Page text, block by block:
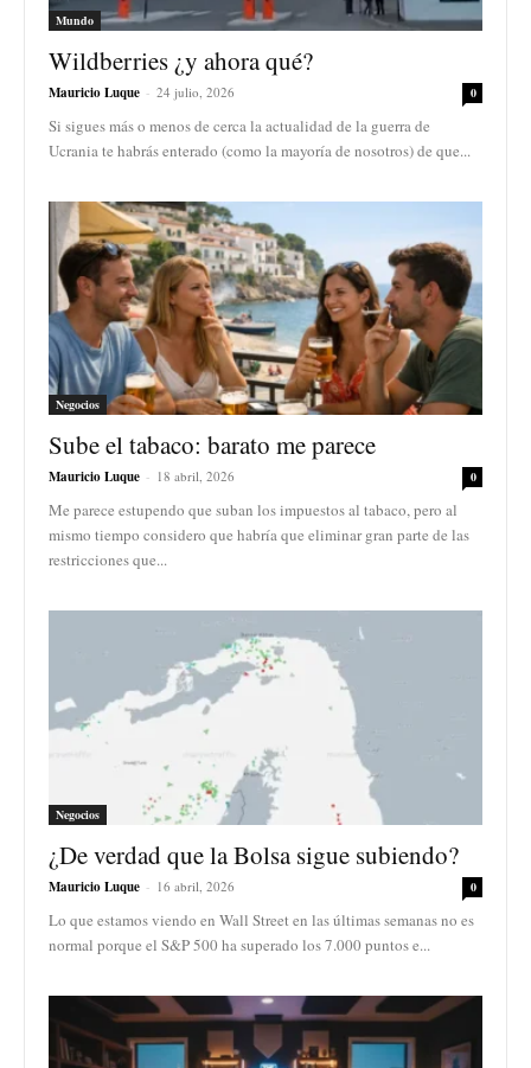
Mundo
Wildberries ¿y ahora qué?
Mauricio Luque - 24 julio, 2026 0
Si sigues más o menos de cerca la actualidad de la guerra de
Ucrania te habrás enterado (como la mayoría de nosotros) de que...
Negocios
Sube el tabaco: barato me parece
Mauricio Luque - 18 abril, 2026 0
Me parece estupendo que suban los impuestos al tabaco, pero al
mismo tiempo considero que habría que eliminar gran parte de las
restricciones que...
Negocios
¿De verdad que la Bolsa sigue subiendo?
Mauricio Luque - 16 abril, 2026 0
Lo que estamos viendo en Wall Street en las últimas semanas no es
normal porque el S&P 500 ha superado los 7.000 puntos e...